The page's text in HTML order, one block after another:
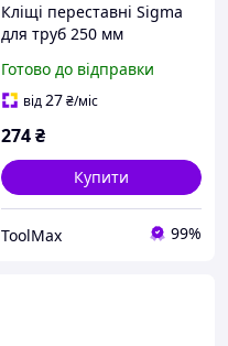
Кліщі переставні Sigma
для труб 250 мм
Готово до відправки
від27₴/міс
274₴
Купити
ToolMax 99%